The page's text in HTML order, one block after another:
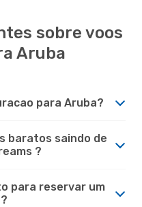
sobre voos
Aruba
para Aruba?
baratos saindo de
?
para reservar um